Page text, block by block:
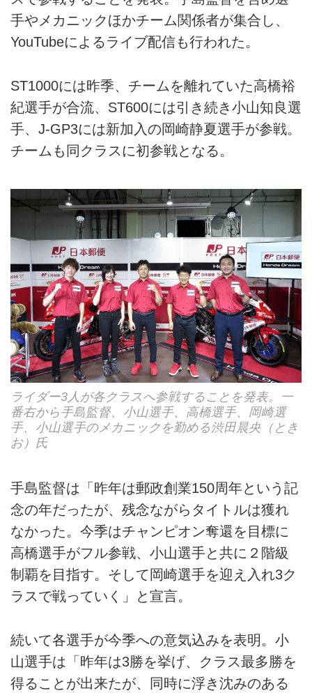
手やメカニックほかチーム関係者が集合し、
YouTubeによるライブ配信も行われた。
ST1000には昨季、チームを離れていた高橋裕
紀選手が合流、ST600には引き続き小山知良選
手、J-GP3には新加入の岡崎静夏選手が参戦。
チームも同クラスに初参戦となる。
ライダー3人が各クラスへ参戦することを発表。一
番右から手島監督、小山選手、高橋選手、岡崎選
手、小山選手のメカニックを勤める渋田晨央（とき
お）氏
手島監督は「昨年は郵政創業150周年という記
念の年だったが、残念ながらタイトルは獲れ
なかった。今季はチャンピオン奪還を目標に
高橋選手がフル参戦、小山選手と共に２階級
制覇を目指す。そして岡崎選手を迎え入れ3ク
ラスで戦っていく」と宣言。
続いて各選手が今季への意気込みを表明。小
山選手は「昨年は3勝を挙げ、クラス最多勝を
得ることが出来たが、同時に浮き沈みのある